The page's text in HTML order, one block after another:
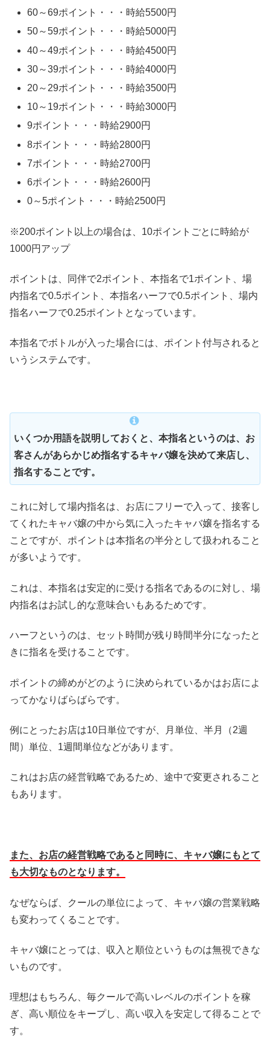
60～69ポイント・・・時給5500円
50～59ポイント・・・時給5000円
40～49ポイント・・・時給4500円
30～39ポイント・・・時給4000円
20～29ポイント・・・時給3500円
10～19ポイント・・・時給3000円
9ポイント・・・時給2900円
8ポイント・・・時給2800円
7ポイント・・・時給2700円
6ポイント・・・時給2600円
0～5ポイント・・・時給2500円
※200ポイント以上の場合は、10ポイントごとに時給が
1000円アップ
ポイントは、同伴で2ポイント、本指名で1ポイント、場
内指名で0.5ポイント、本指名ハーフで0.5ポイント、場内
指名ハーフで0.25ポイントとなっています。
本指名でボトルが入った場合には、ポイント付与されると
いうシステムです。
いくつか用語を説明しておくと、本指名というのは、お
客さんがあらかじめ指名するキャバ嬢を決めて来店し、
指名することです。
これに対して場内指名は、お店にフリーで入って、接客し
てくれたキャバ嬢の中から気に入ったキャバ嬢を指名する
ことですが、ポイントは本指名の半分として扱われること
が多いようです。
これは、本指名は安定的に受ける指名であるのに対し、場
内指名はお試し的な意味合いもあるためです。
ハーフというのは、セット時間が残り時間半分になったと
きに指名を受けることです。
ポイントの締めがどのように決められているかはお店によ
ってかなりばらばらです。
例にとったお店は10日単位ですが、月単位、半月（2週
間）単位、1週間単位などがあります。
これはお店の経営戦略であるため、途中で変更されること
もあります。
また、お店の経営戦略であると同時に、キャバ嬢にもとて
も大切なものとなります。
なぜならば、クールの単位によって、キャバ嬢の営業戦略
も変わってくることです。
キャバ嬢にとっては、収入と順位というものは無視できな
いものです。
理想はもちろん、毎クールで高いレベルのポイントを稼
ぎ、高い順位をキープし、高い収入を安定して得ることで
す。